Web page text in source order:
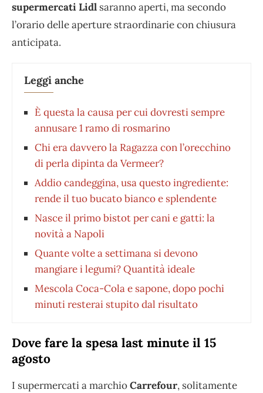
supermercati Lidl saranno aperti, ma secondo
l’orario delle aperture straordinarie con chiusura
anticipata.
Leggi anche
È questa la causa per cui dovresti sempre
annusare 1 ramo di rosmarino
Chi era davvero la Ragazza con l’orecchino
di perla dipinta da Vermeer?
Addio candeggina, usa questo ingrediente:
rende il tuo bucato bianco e splendente
Nasce il primo bistot per cani e gatti: la
novità a Napoli
Quante volte a settimana si devono
mangiare i legumi? Quantità ideale
Mescola Coca-Cola e sapone, dopo pochi
minuti resterai stupito dal risultato
Dove fare la spesa last minute il 15
agosto
I supermercati a marchioCarrefour, solitamente